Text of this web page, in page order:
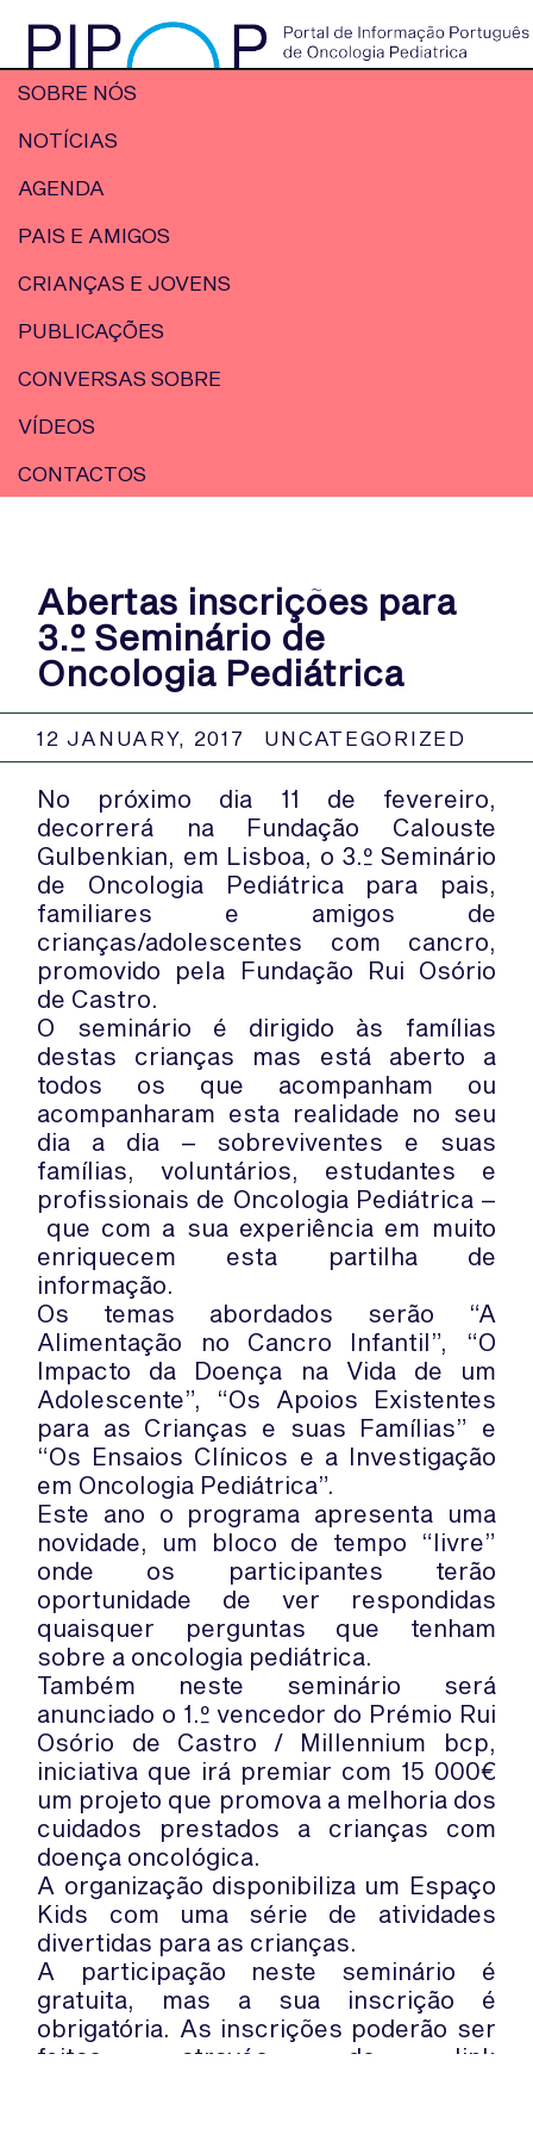
SOBRE NÓS
NOTÍCIAS
AGENDA
PAIS E AMIGOS
CRIANÇAS E JOVENS
PUBLICAÇÕES
CONVERSAS SOBRE
VÍDEOS
CONTACTOS
Abertas inscrições para
3.º Seminário de
Oncologia Pediátrica
12 JANUARY, 2017 UNCATEGORIZED
No próximo dia 11 de fevereiro,
decorrerá na Fundação Calouste
Gulbenkian, em Lisboa, o 3.º Seminário
de Oncologia Pediátrica para pais,
familiares e amigos de
crianças/adolescentes com cancro,
promovido pela Fundação Rui Osório
de Castro.
O seminário é dirigido às famílias
destas crianças mas está aberto a
todos os que acompanham ou
acompanharam esta realidade no seu
dia a dia – sobreviventes e suas
famílias, voluntários, estudantes e
profissionais de Oncologia Pediátrica –
que com a sua experiência em muito
enriquecem esta partilha de
informação.
Os temas abordados serão “A
Alimentação no Cancro Infantil”, “O
Impacto da Doença na Vida de um
Adolescente”, “Os Apoios Existentes
para as Crianças e suas Famílias” e
“Os Ensaios Clínicos e a Investigação
em Oncologia Pediátrica”.
Este ano o programa apresenta uma
novidade, um bloco de tempo “livre”
onde os participantes terão
oportunidade de ver respondidas
quaisquer perguntas que tenham
sobre a oncologia pediátrica.
Também neste seminário será
anunciado o 1.º vencedor do Prémio Rui
Osório de Castro / Millennium bcp,
iniciativa que irá premiar com 15 000€
um projeto que promova a melhoria dos
cuidados prestados a crianças com
doença oncológica.
A organização disponibiliza um Espaço
Kids com uma série de atividades
divertidas para as crianças.
A participação neste seminário é
gratuita, mas a sua inscrição é
obrigatória. As inscrições poderão ser
feitas através do link